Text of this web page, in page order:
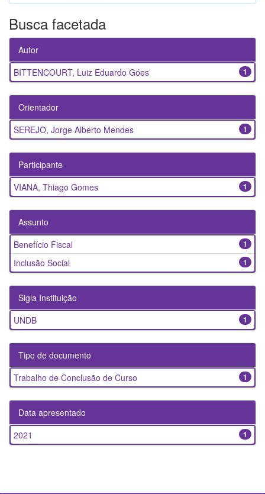
Busca facetada
Autor
1
BITTENCOURT, Luiz Eduardo Góes
Orientador
1
SEREJO, Jorge Alberto Mendes
Participante
1
VIANA, Thiago Gomes
Assunto
1
Benefício Fiscal
1
Inclusão Social
Sigla Instituição
1
UNDB
Tipo de documento
1
Trabalho de Conclusão de Curso
Data apresentado
1
2021